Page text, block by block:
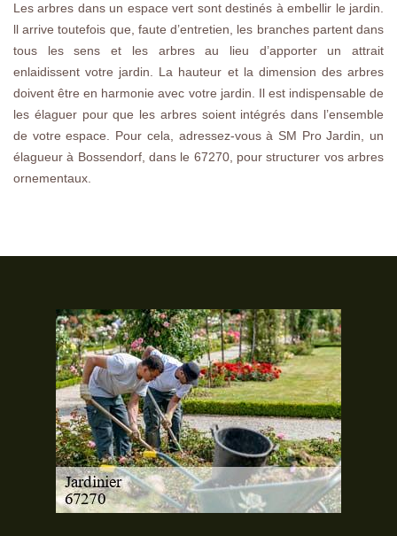
Les arbres dans un espace vert sont destinés à embellir le jardin.
ll arrive toutefois que, faute d’entretien, les branches partent dans
tous les sens et les arbres au lieu d’apporter un attrait
enlaidissent votre jardin. La hauteur et la dimension des arbres
doivent être en harmonie avec votre jardin. Il est indispensable de
les élaguer pour que les arbres soient intégrés dans l’ensemble
de votre espace. Pour cela, adressez-vous à SM Pro Jardin, un
élagueur à Bossendorf, dans le 67270, pour structurer vos arbres
ornementaux.